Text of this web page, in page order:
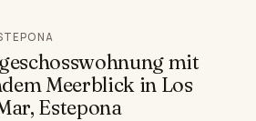
mit
Meerblick in Los
Estepona